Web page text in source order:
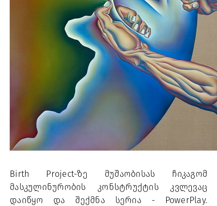
Birth Project-ზე მუშაობისას ჩიკაგომ
მასკულინურობის კონსტრუქტის კვლევაც
დაიწყო და შექმნა სერია - PowerPlay.